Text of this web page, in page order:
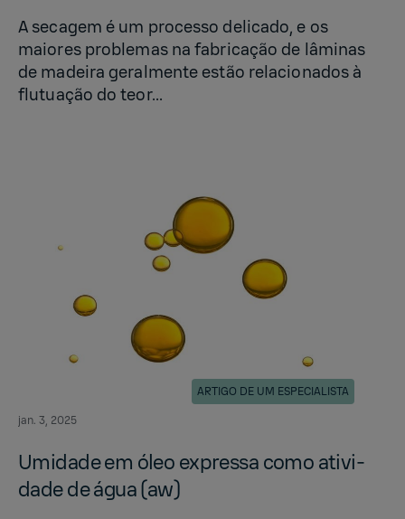
A secagem é um processo delicado, e os
maiores problemas na fabricação de lâminas
de madeira geralmente estão relacionados à
flutuação do teor...
jan. 3, 2025
ARTIGO DE UM ESPECIALISTA
Umi­dade em óleo ex­pressa como ativi­
dade de água (aw)